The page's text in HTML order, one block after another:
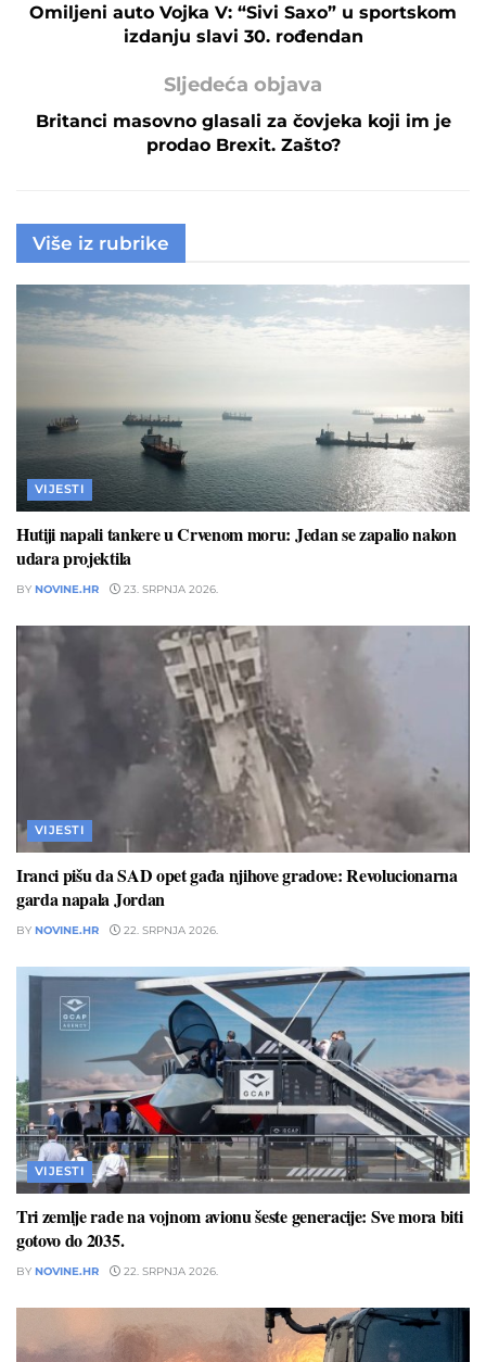
Omiljeni auto Vojka V: “Sivi Saxo” u sportskom
izdanju slavi 30. rođendan
Sljedeća objava
Britanci masovno glasali za čovjeka koji im je
prodao Brexit. Zašto?
Više iz rubrike
VIJESTI
Hutiji napali tankere u Crvenom moru: Jedan se zapalio nakon
udara projektila
BY NOVINE.HR 23. SRPNJA 2026.
VIJESTI
Iranci pišu da SAD opet gađa njihove gradove: Revolucionarna
garda napala Jordan
BY NOVINE.HR 22. SRPNJA 2026.
VIJESTI
Tri zemlje rade na vojnom avionu šeste generacije: Sve mora biti
gotovo do 2035.
BY NOVINE.HR 22. SRPNJA 2026.